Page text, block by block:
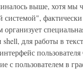
выше, хотя мы
организует
shell, для работы в
с пользователем в